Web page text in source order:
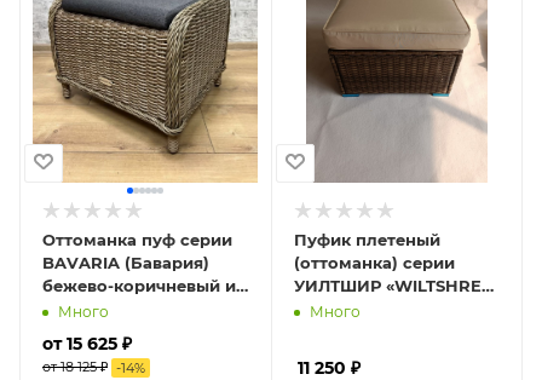
Оттоманка пуф серии
BAVARIA (Бавария)
бежево-коричневый из
искусственного
Много
от 15 625 ₽
от 18 125 ₽ -14%
Пуфик плетеный
(оттоманка) серии
УИЛТШИР «WILTSHRE»,
подушка 10 см brown
Много
11 250 ₽